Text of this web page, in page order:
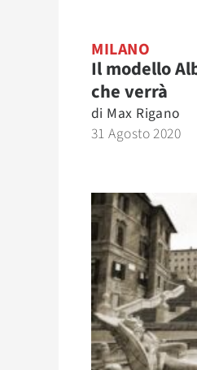
MILANO
Il modello
che verrà
di Max Rigano
31 Agosto 2020